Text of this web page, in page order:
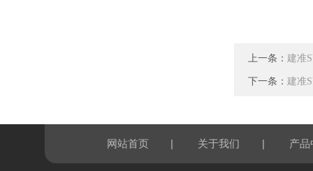
上一条： 建准
下一条： 建准
网站首页 | 关于我们 | 产品